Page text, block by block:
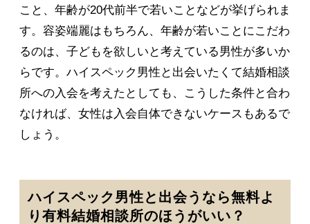
こと、年齢が20代前半で若いことなどが挙げられま
す。容姿端麗はもちろん、年齢が若いことにこだわ
るのは、子どもを欲しいと考えている男性が多いか
らです。ハイスペック男性と出会いたくて結婚相談
所への入会を考えたとしても、こうした条件と合わ
なければ、女性は入会自体できないケースもあるで
しょう。
ハイスペック男性と出会うなら無料よ
り有料結婚相談所のほうがいい？